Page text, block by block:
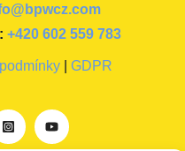
+420 602 559 783
| GDPR